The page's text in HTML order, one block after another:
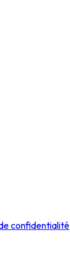
confidentialité